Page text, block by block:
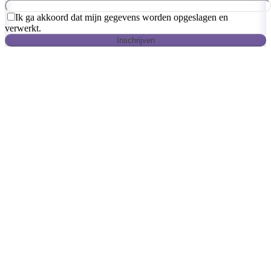
Ik ga akkoord dat mijn gegevens worden opgeslagen en
verwerkt.
Inschrijven